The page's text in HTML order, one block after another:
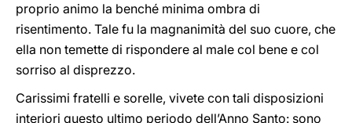
proprio animo la benché minima ombra di
risentimento. Tale fu la magnanimità del suo cuore, che
ella non temette di rispondere al male col bene e col
sorriso al disprezzo.
Carissimi fratelli e sorelle, vivete con tali disposizioni
interiori questo ultimo periodo dell’Anno Santo: sono